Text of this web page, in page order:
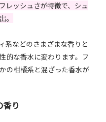
レッシュさが特徴で、シュ
。
系などのさまざまな香りと
的な香水に変わります。フ
の柑橘系と混ざった香水が
り